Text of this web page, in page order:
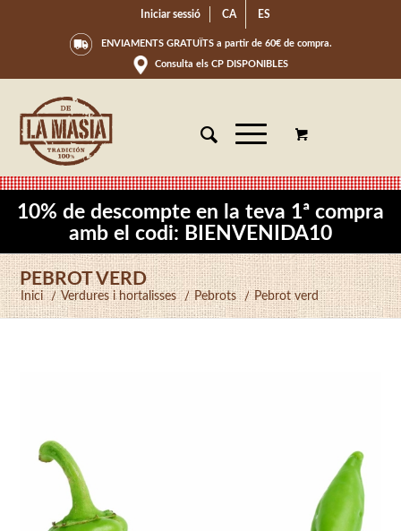
Iniciar sessió CA ES
ENVIAMENTS GRATUÏTS a partir de 60€ de compra.
Consulta els CP DISPONIBLES
10% de descompte en la teva 1ª compra
amb el codi: BIENVENIDA10
PEBROT VERD
Inici / Verdures i hortalisses / Pebrots / Pebrot verd